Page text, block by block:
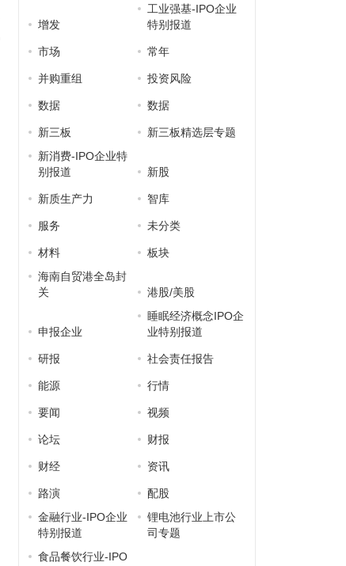
增发
工业强基-IPO企业
特别报道
市场 常年
并购重组 投资风险
数据 数据
新三板
新三板精选层专题
新消费-IPO企业特
别报道
新股
新质生产力 智库
服务 未分类
材料
板块
海南自贸港全岛封
关
港股/美股
申报企业
睡眠经济概念IPO企
业特别报道
研报 社会责任报告
能源 行情
要闻 视频
论坛 财报
财经 资讯
路演
配股
金融行业-IPO企业
特别报道
锂电池行业上市公
司专题
食品餐饮行业-IPO